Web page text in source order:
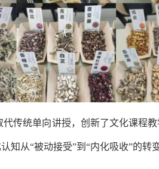
传统单向讲授，创新了文化课程
知从“被动接受”到“内化吸收”的转